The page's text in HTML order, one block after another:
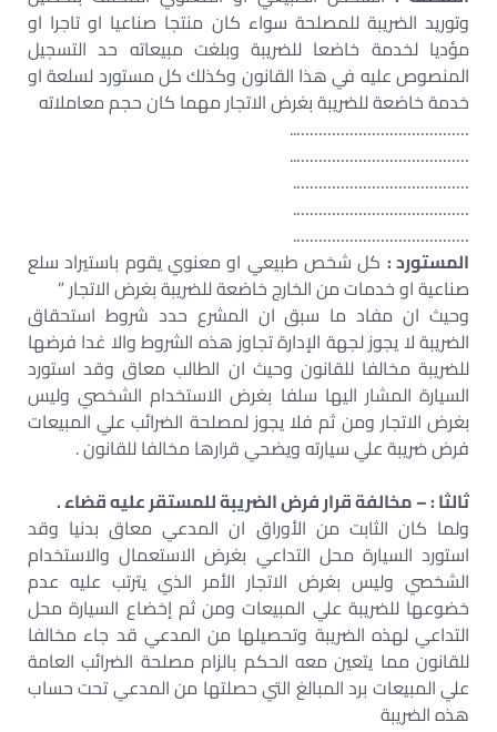
وتوريد الضريبة للمصلحة سواء كان منتجا صناعيا او تاجرا او
مؤديا لخدمة خاضعا للضريبة وبلغت مبيعاته حد التسجيل
المنصوص عليه في هذا القانون وكذلك كل مستورد لسلعة او
خدمة خاضعة للضريبة بغرض الاتجار مهما كان حجم معاملاته
…………………………………..
…………………………………..
………………………………….
………………………………….
………………………………….
المستورد : كل شخص طبيعي او معنوي يقوم باستيراد سلع
صناعية او خدمات من الخارج خاضعة للضريبة بغرض الاتجار ”
وحيث ان مفاد ما سبق ان المشرع حدد شروط استحقاق
الضريبة لا يجوز لجهة الإدارة تجاوز هذه الشروط والا غدا فرضها
للضريبة مخالفا للقانون وحيث ان الطالب معاق وقد استورد
السيارة المشار اليها سلفا بغرض الاستخدام الشخصي وليس
بغرض الاتجار ومن ثم فلا يجوز لمصلحة الضرائب علي المبيعات
فرض ضريبة علي سيارته ويضحي قرارها مخالفا للقانون .
ثالثا : – مخالفة قرار فرض الضريبة للمستقر عليه قضاء .
ولما كان الثابت من الأوراق ان المدعي معاق بدنيا وقد
استورد السيارة محل التداعي بغرض الاستعمال والاستخدام
الشخصي وليس بغرض الاتجار الأمر الذي يترتب عليه عدم
خضوعها للضريبة علي المبيعات ومن ثم إخضاع السيارة محل
التداعي لهذه الضريبة وتحصيلها من المدعي قد جاء مخالفا
للقانون مما يتعين معه الحكم بالزام مصلحة الضرائب العامة
علي المبيعات برد المبالغ التي حصلتها من المدعي تحت حساب
هذه الضريبة